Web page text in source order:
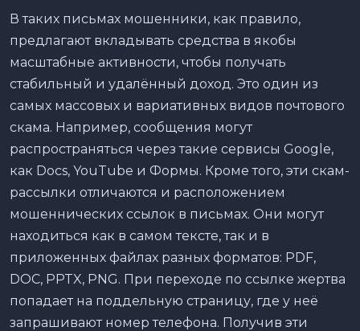
В таких письмах мошенники, как правило,
предлагают вкладывать средства в якобы
масштабные активности, чтобы получать
стабильный и удалённый доход. Это один из
самых массовых и вариативных видов почтового
скама. Например, сообщения могут
распространяться через такие сервисы Google,
как Docs, YouTube и Формы. Кроме того, эти скам-
рассылки отличаются и расположением
мошеннических ссылок в письмах. Они могут
находиться как в самом тексте, так и в
приложенных файлах разных форматов: PDF,
DOC, PPTX, PNG. При переходе по ссылке жертва
попадает на поддельную страницу, где у неё
запрашивают номер телефона. Получив эти